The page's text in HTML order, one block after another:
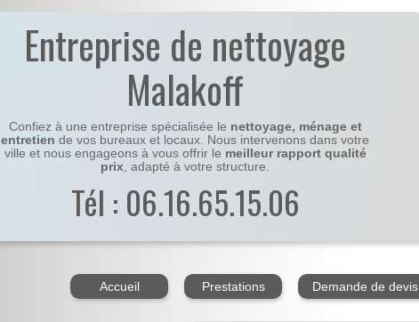
Entreprise de nettoyage
Malakoff
Confiez à une entreprise spécialisée le nettoyage, ménage et
entretien de vos bureaux et locaux. Nous intervenons dans votre
ville et nous engageons à vous offrir le meilleur rapport qualité
prix, adapté à votre structure.
Tél : 06.16.65.15.06
Accueil Prestations Demande de devis